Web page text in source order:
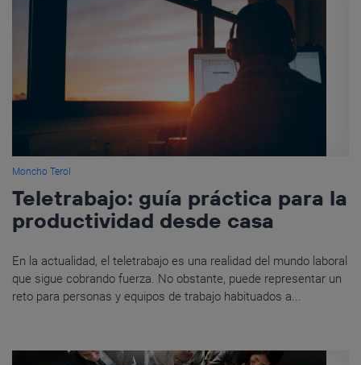
Moncho Terol
Teletrabajo: guía práctica para la
productividad desde casa
En la actualidad, el teletrabajo es una realidad del mundo laboral
que sigue cobrando fuerza. No obstante, puede representar un
reto para personas y equipos de trabajo habituados a...